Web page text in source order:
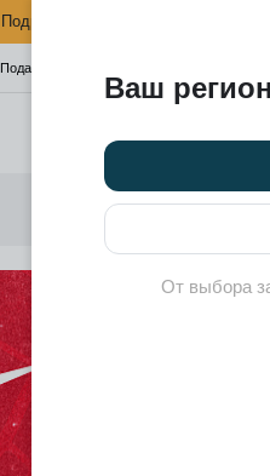
Подробнее >>
Подарочная карта
Ваш
От выбора